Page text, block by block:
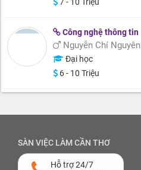
Công nghệ thông tin
Nguyễn Chí Nguyên
Đại học
6 - 10 Triệu
SÀN VIỆC LÀM CẦN THƠ
Hỗ trợ 24/7